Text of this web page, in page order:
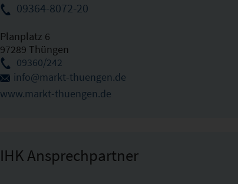
09364-8072-20
Planplatz 6
97289 Thüngen
09360/242
info@markt-thuengen.de
www.markt-thuengen.de
IHK Ansprechpartner